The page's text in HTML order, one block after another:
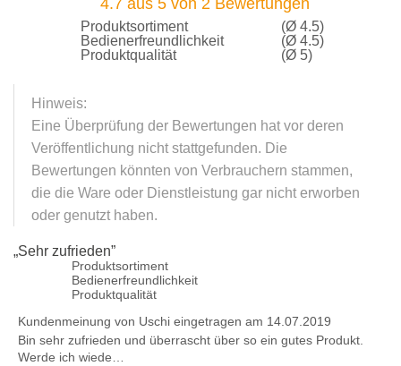
4.7 aus 5 von 2 Bewertungen
Produktsortiment
(Ø 4.5)
Bedienerfreundlichkeit
(Ø 4.5)
Produktqualität
(Ø 5)
Hinweis:
Eine Überprüfung der Bewertungen hat vor deren
Veröffentlichung nicht stattgefunden. Die
Bewertungen könnten von Verbrauchern stammen,
die die Ware oder Dienstleistung gar nicht erworben
oder genutzt haben.
„Sehr zufrieden”
Produktsortiment
Bedienerfreundlichkeit
Produktqualität
Kundenmeinung von Uschi eingetragen am 14.07.2019
Bin sehr zufrieden und überrascht über so ein gutes Produkt.
Werde ich wiede…